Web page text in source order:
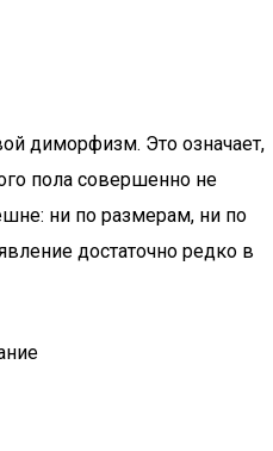
диморфизм. Это означает,
пола совершенно не
ни по размерам, ни по
достаточно редко в